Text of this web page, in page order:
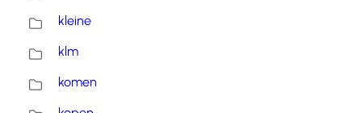
kleine
klm
komen